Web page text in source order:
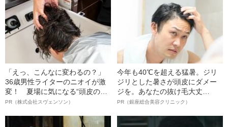
「えっ、こんなに変わるの？」
36歳男性ライターのニオイが激
変！ 夏場に気になる“頭皮のニ
オイ”や“ベタつき”を解消す
ト”が生み出した徹底ケアとは
PR（株式会社スヴェンソン）
今年も40℃を超える猛暑。ジリ
ジリとした暑さが頭皮にダメー
ジを。あなたの抜け毛大丈
夫！？
PR（銀座総合美容クリニック）